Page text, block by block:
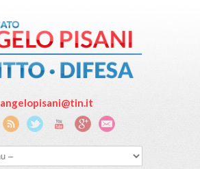
angelopisani@tin.it